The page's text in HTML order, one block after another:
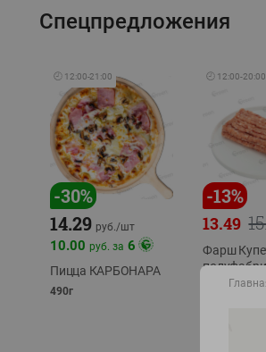
Спецпредложения
🕘 12:00-21:00
-30%
14.29 руб./шт
10.00 руб. за 6
Пицца КАРБОНАРА
490г
🕘 12:00-20:00
-13%
13.49
Фарш